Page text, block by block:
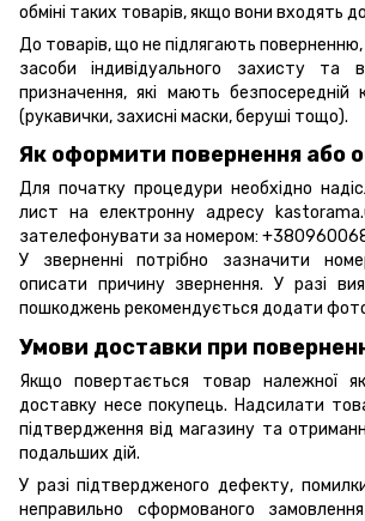
обміні таких товарів, якщо вони входять
До товарів, що не підлягають
засоби індивідуального захисту та
призначення, які мають безпосередній
(рукавички, захисні маски, беруші тощо).
Як оформити повернення або
Для початку процедури необхідно
лист на електронну адресу
зателефонувати за номером:
У зверненні потрібно зазначити
описати причину звернення. У разі
пошкоджень рекомендується додати
Умови доставки при
Якщо повертається товар належної
доставку несе покупець. Надсилати
підтвердження від магазину та
подальших дій.
У разі підтвердженого дефекту,
неправильно сформованого